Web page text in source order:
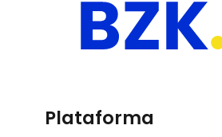
Plataforma